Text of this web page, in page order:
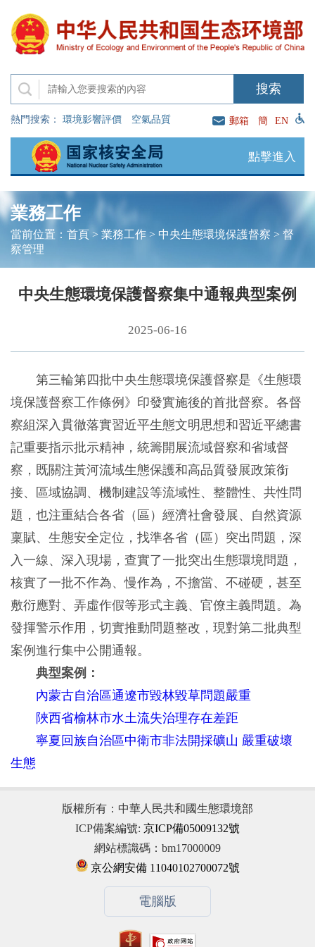
熱門搜索： 環境影響評價 空氣品質 郵箱 簡 EN
點擊進入
業務工作
當前位置： 首頁> 業務工作> 中央生態環境保護督察 > 督
察管理
中央生態環境保護督察集中通報典型案例
2025-06-16
第三輪第四批中央生態環境保護督察是《生態環
境保護督察工作條例》印發實施後的首批督察。各督
察組深入貫徹落實習近平生態文明思想和習近平總書
記重要指示批示精神，統籌開展流域督察和省域督
察，既關注黃河流域生態保護和高品質發展政策銜
接、區域協調、機制建設等流域性、整體性、共性問
題，也注重結合各省（區）經濟社會發展、自然資源
稟賦、生態安全定位，找準各省（區）突出問題，深
入一線、深入現場，查實了一批突出生態環境問題，
核實了一批不作為、慢作為，不擔當、不碰硬，甚至
敷衍應對、弄虛作假等形式主義、官僚主義問題。為
發揮警示作用，切實推動問題整改，現對第二批典型
案例進行集中公開通報。
典型案例：
內蒙古自治區通遼市毀林毀草問題嚴重
陜西省榆林市水土流失治理存在差距
寧夏回族自治區中衛市非法開採礦山 嚴重破壞
生態
版權所有：中華人民共和國生態環境部
ICP備案編號: 京ICP備05009132號
網站標識碼：bm17000009
京公網安備 11040102700072號
電腦版